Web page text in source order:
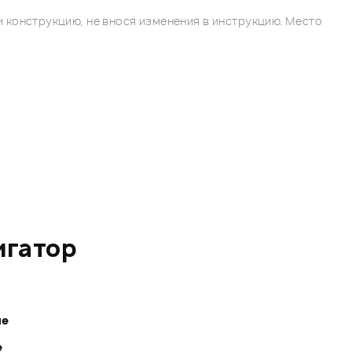
не внося изменения в инструкцию. Место